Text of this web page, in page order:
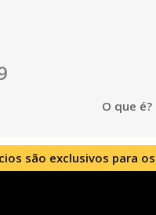
O que é?
são exclusivos para os